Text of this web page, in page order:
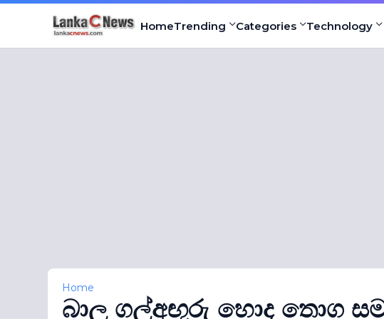
HomeTrending Categories Technology
Home
බාල ගල්අඟුරු හොද තොග